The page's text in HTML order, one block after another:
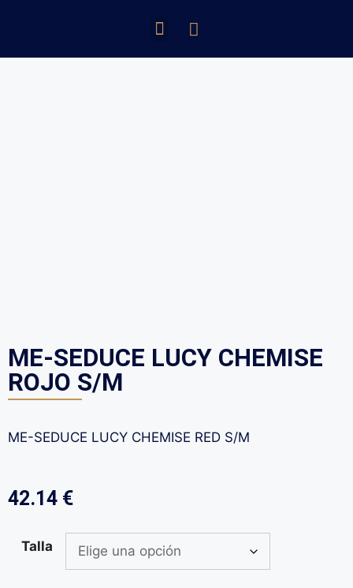
ME-SEDUCE LUCY CHEMISE
ROJO S/M
ME-SEDUCE LUCY CHEMISE RED S/M
42.14 €
Talla